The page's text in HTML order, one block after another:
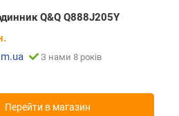
Q&Q Q888J205Y
З нами 8 років
Перейти в магазин